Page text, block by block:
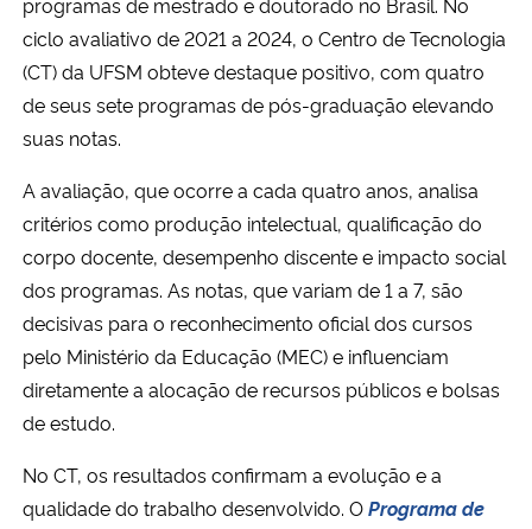
Secretaria de Governo
Gabinete de Segurança Institucional
Advocacia-Geral da União
Banco Central do Brasil
Planalto
ciclo avaliativo de 2021 a 2024, o Centro de Tecnologia
(CT) da UFSM obteve destaque positivo, com quatro
de seus sete programas de pós-graduação elevando
suas notas.
A avaliação, que ocorre a cada quatro anos, analisa
critérios como produção intelectual, qualificação do
corpo docente, desempenho discente e impacto social
dos programas. As notas, que variam de 1 a 7, são
decisivas para o reconhecimento oficial dos cursos
pelo Ministério da Educação (MEC) e influenciam
diretamente a alocação de recursos públicos e bolsas
de estudo.
No CT, os resultados confirmam a evolução e a
qualidade do trabalho desenvolvido. OPrograma de